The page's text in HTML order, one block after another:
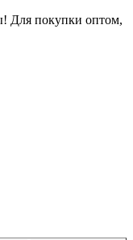
Для покупки оптом,